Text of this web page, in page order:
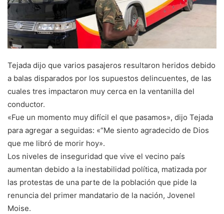
Tejada dijo que varios pasajeros resultaron heridos debido
a balas disparados por los supuestos delincuentes, de las
cuales tres impactaron muy cerca en la ventanilla del
conductor.
«Fue un momento muy difícil el que pasamos», dijo Tejada
para agregar a seguidas: «“Me siento agradecido de Dios
que me libró de morir hoy».
Los niveles de inseguridad que vive el vecino país
aumentan debido a la inestabilidad política, matizada por
las protestas de una parte de la población que pide la
renuncia del primer mandatario de la nación, Jovenel
Moise.